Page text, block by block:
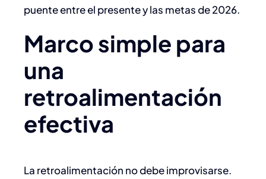
puente entre el presente y las metas de 2026.
Marco simple para
una
retroalimentación
efectiva
La retroalimentación no debe improvisarse.